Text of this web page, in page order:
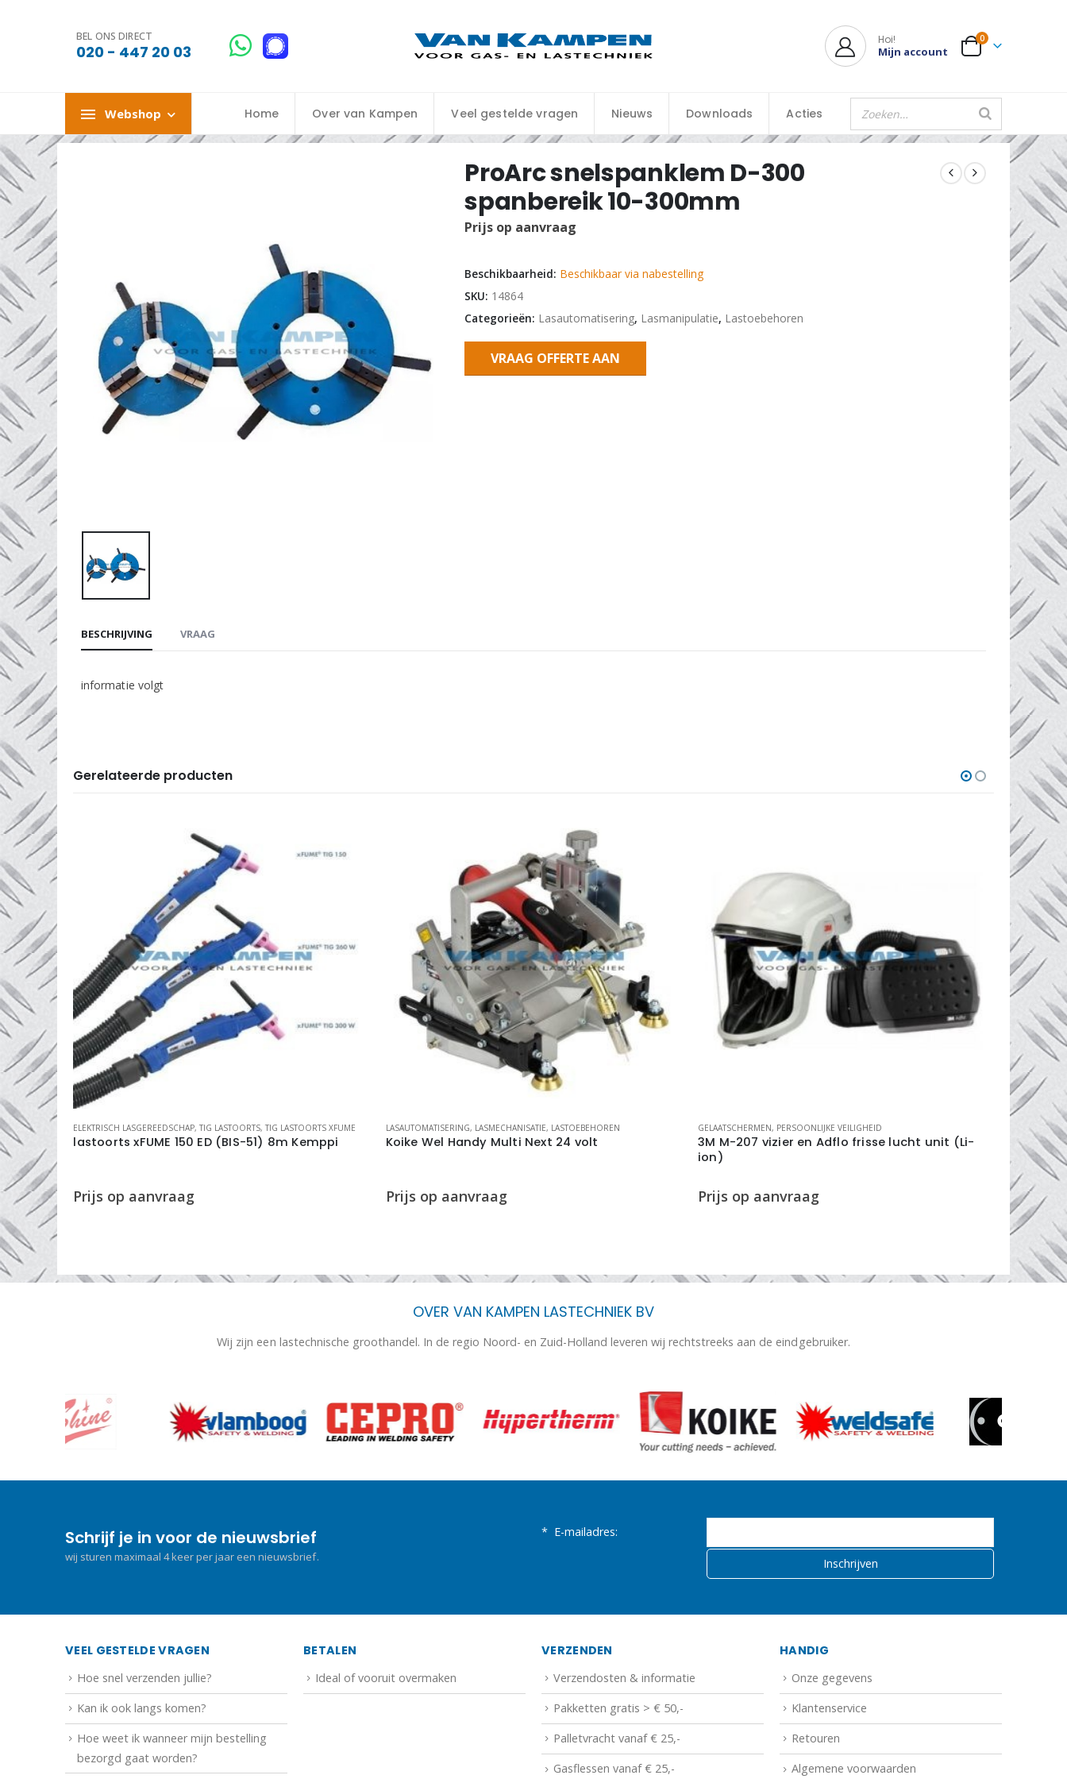
BEL ONS DIRECT
020 - 447 20 03
Hoi!
Mijn account
0
Webshop Home Over van Kampen Veel gestelde vragen Nieuws Downloads Acties
ProArc snelspanklem D-300
spanbereik 10-300mm
Prijs op aanvraag
Beschikbaarheid: Beschikbaar via nabestelling
SKU: 14864
Categorieën: Lasautomatisering, Lasmanipulatie, Lastoebehoren
VRAAG OFFERTE AAN
BESCHRIJVING VRAAG
informatie volgt
Gerelateerde producten
MAG LASDRADEN ELEKTRISCH LASGEREEDSCHAP,TIG LASTOORTS,TIG LASTOORTS XFUME
lastoorts xFUME 150 ED (BIS-51) 8m Kemppi
LASAUTOMATISERING, LASMECHANISATIE, LASTOEBEHOREN
Koike Wel Handy Multi Next 24 volt
GELAATSCHERMEN, PERSOONLIJKE VEILIGHEID
3M M-207 vizier en Adflo frisse lucht unit (Li-
ion)
4-
OVER VAN KAMPEN LASTECHNIEK BV
Wij zijn een lastechnische groothandel. In de regio Noord- en Zuid-Holland leveren wij rechtstreeks aan de eindgebruiker.
Schrijf je in voor de nieuwsbrief
wij sturen maximaal 4 keer per jaar een nieuwsbrief.
* E-mailadres:
VEEL GESTELDE VRAGEN
Hoe snel verzenden jullie?
Kan ik ook langs komen?
Hoe weet ik wanneer mijn bestelling
bezorgd gaat worden?
BETALEN
Ideal of vooruit overmaken
VERZENDEN
Verzendosten & informatie
Pakketten gratis > € 50,-
Palletvracht vanaf € 25,-
Gasflessen vanaf € 25,-
HANDIG
Onze gegevens
Klantenservice
Retouren
Algemene voorwaarden